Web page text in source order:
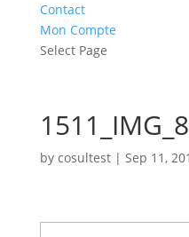
Contact
Mon Compte
Select Page
by cosultest| Sep 11,